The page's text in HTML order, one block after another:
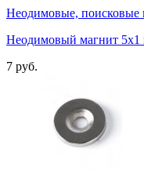
Неодимовые,
Неодимовый магнит
7 руб.